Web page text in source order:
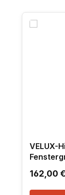
VELUX-
162,00 €